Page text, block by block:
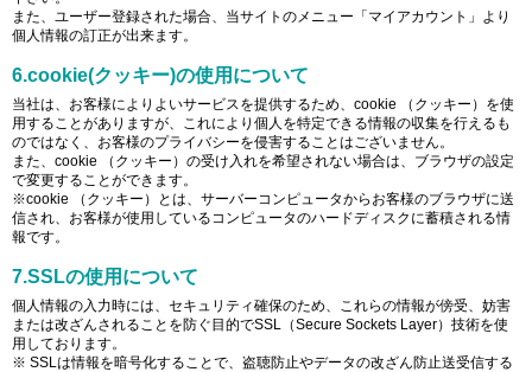
また、ユーザー登録された場合、当サイトのメニュー「マイアカウント」より
個人情報の訂正が出来ます。
6.cookie(クッキー)の使用について
当社は、お客様によりよいサービスを提供するため、cookie （クッキー）を使
用することがありますが、これにより個人を特定できる情報の収集を行えるも
のではなく、お客様のプライバシーを侵害することはございません。
また、cookie （クッキー）の受け入れを希望されない場合は、ブラウザの設定
で変更することができます。
※cookie （クッキー）とは、サーバーコンピュータからお客様のブラウザに送
信され、お客様が使用しているコンピュータのハードディスクに蓄積される情
報です。
7.SSLの使用について
個人情報の入力時には、セキュリティ確保のため、これらの情報が傍受、妨害
または改ざんされることを防ぐ目的でSSL（Secure Sockets Layer）技術を使
用しております。
※ SSLは情報を暗号化することで、盗聴防止やデータの改ざん防止送受信する